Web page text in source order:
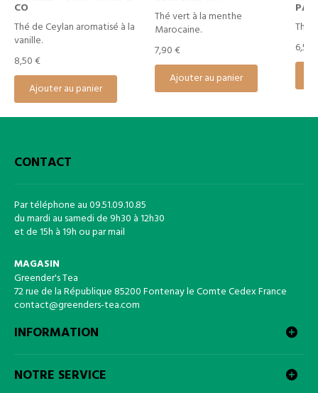
CO
Thé de Ceylan aromatisé à la
vanille.
8,50 €
Ajouter au panier
Thé vert à la menthe
Marocaine.
7,90 €
Ajouter au panier
Thé
6,50
CONTACT
Par téléphone au 09.51.09.10.85
du mardi au samedi de 9h30 à 12h30
et de 15h à 19h ou par mail
MAGASIN
Greender's Tea
72 rue de la République 85200 Fontenay le Comte Cedex France
contact@greenders-tea.com
INFORMATION
NOTRE SERVICE